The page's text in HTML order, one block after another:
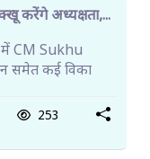
करेंगे अध्यक्षता,...
में CM Sukhu
समेत कई विका
253